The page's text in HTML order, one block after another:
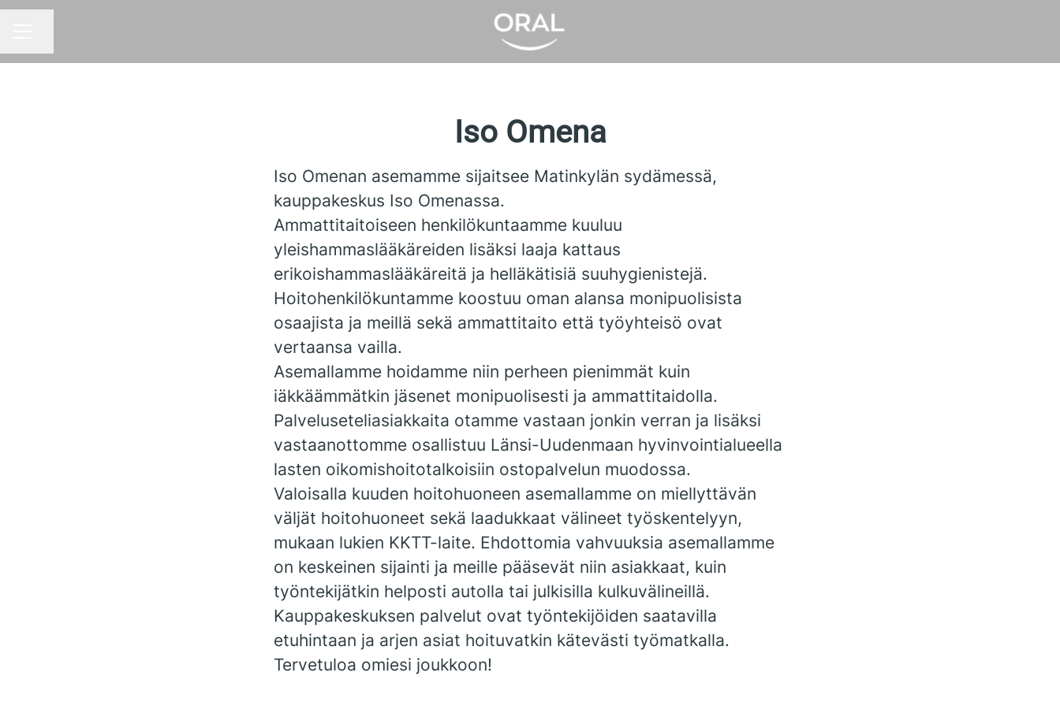
Iso Omena
Iso Omenan asemamme sijaitsee Matinkylän sydämessä,
kauppakeskus Iso Omenassa.
Ammattitaitoiseen henkilökuntaamme kuuluu
yleishammaslääkäreiden lisäksi laaja kattaus
erikoishammaslääkäreitä ja helläkätisiä suuhygienistejä.
Hoitohenkilökuntamme koostuu oman alansa monipuolisista
osaajista ja meillä sekä ammattitaito että työyhteisö ovat
vertaansa vailla.
Asemallamme hoidamme niin perheen pienimmät kuin
iäkkäämmätkin jäsenet monipuolisesti ja ammattitaidolla.
Palveluseteliasiakkaita otamme vastaan jonkin verran ja lisäksi
vastaanottomme osallistuu Länsi-Uudenmaan hyvinvointialueella
lasten oikomishoitotalkoisiin ostopalvelun muodossa.
Valoisalla kuuden hoitohuoneen asemallamme on miellyttävän
väljät hoitohuoneet sekä laadukkaat välineet työskentelyyn,
mukaan lukien KKTT-laite. Ehdottomia vahvuuksia asemallamme
on keskeinen sijainti ja meille pääsevät niin asiakkaat, kuin
työntekijätkin helposti autolla tai julkisilla kulkuvälineillä.
Kauppakeskuksen palvelut ovat työntekijöiden saatavilla
etuhintaan ja arjen asiat hoituvatkin kätevästi työmatkalla.
Tervetuloa omiesi joukkoon!